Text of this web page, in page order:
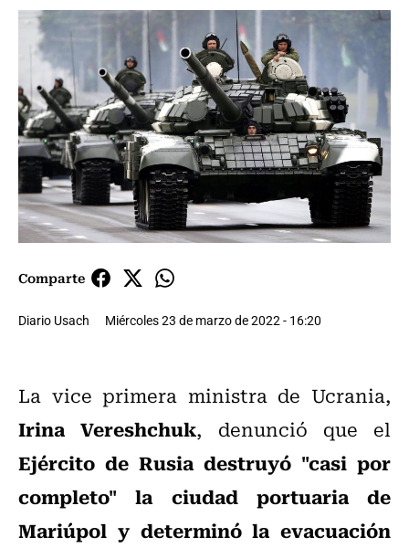
Comparte
Diario Usach Miércoles 23 de marzo de 2022 - 16:20
La vice primera ministra de Ucrania,
Irina Vereshchuk, denunció que el
Ejército de Rusia destruyó "casi por
completo" la ciudad portuaria de
Mariúpol y determinó la evacuación